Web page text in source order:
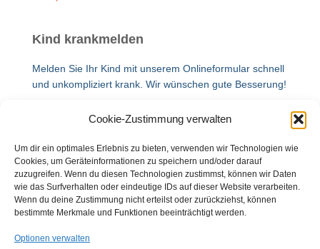
Cookie-Zustimmung verwalten
Um dir ein optimales Erlebnis zu bieten, verwenden wir Technologien wie
Cookies, um Geräteinformationen zu speichern und/oder darauf
zuzugreifen. Wenn du diesen Technologien zustimmst, können wir Daten
wie das Surfverhalten oder eindeutige IDs auf dieser Website verarbeiten.
Wenn du deine Zustimmung nicht erteilst oder zurückziehst, können
bestimmte Merkmale und Funktionen beeinträchtigt werden.
Optionen verwalten
Kind krankmelden
Melden Sie Ihr Kind mit unserem Onlineformular schnell
und unkompliziert krank. Wir wünschen gute Besserung!
Auszug aus dem Kalender
JULI
6
6. Juli-14. August
Sommerferien 2026 / Achtung:
Abweichend von RLP !!!
10 Ferienbetreuung (nach Anmeldung)